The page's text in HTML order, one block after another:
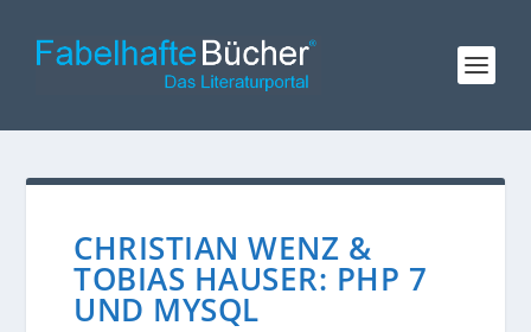
CHRISTIAN WENZ &
TOBIAS HAUSER: PHP 7
UND MYSQL